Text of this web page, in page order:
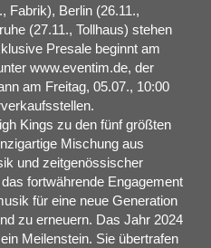
Fabrik), Berlin (26.11.,
(27.11., Tollhaus) stehen
Presale beginnt am
www.eventim.de, der
am Freitag, 05.07., 10:00
Kings zu den fünf größten
Mischung aus
und zeitgenössischer
fortwährende Engagement
für eine neue Generation
zu erneuern. Das Jahr 2024
Meilenstein. Sie übertrafen